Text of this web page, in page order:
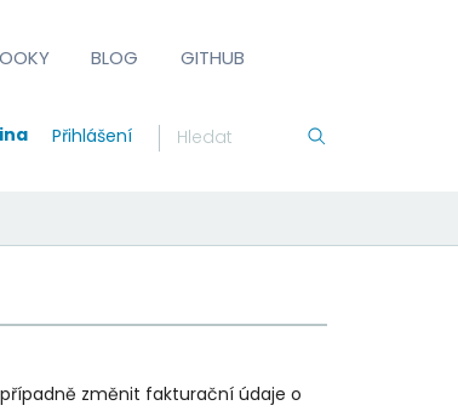
BLOG GITHUB
Přihlášení
změnit fakturační údaje o